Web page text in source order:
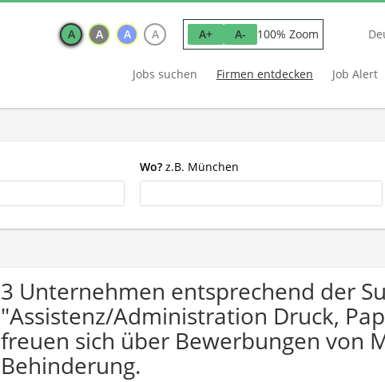
A A A A A+ A- 100% Zoom
Jobs suchen Firmen entdecken Job Alert
Wo? z.B. München
3 Unternehmen entsprechend der
"Assistenz/Administration Druck,
freuen sich über Bewerbungen von
Behinderung.